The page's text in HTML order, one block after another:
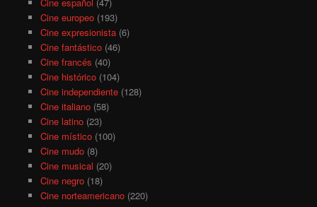
Cine europeo(193)
Cine expresionista(6)
Cine fantástico(46)
Cine francés (40)
Cine histórico(104)
Cine independiente(128)
Cine italiano(58)
Cine latino(23)
Cine místico(100)
Cine mudo(8)
Cine musical (20)
Cine negro(18)
Cine norteamericano(220)